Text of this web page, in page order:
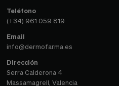
Teléfono
(+34) 961 059 819
Email
info@dermofarma.es
Dirección
Serra Calderona 4
Massamagrell, Valencia